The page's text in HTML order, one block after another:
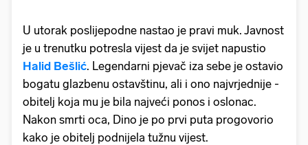
U utorak poslijepodne nastao je pravi muk. Javnost
je u trenutku potresla vijest da je svijet napustio
Halid Bešlić. Legendarni pjevač iza sebe je ostavio
bogatu glazbenu ostavštinu, ali i ono najvrjednije -
obitelj koja mu je bila najveći ponos i oslonac.
Nakon smrti oca, Dino je po prvi puta progovorio
kako je obitelj podnijela tužnu vijest.